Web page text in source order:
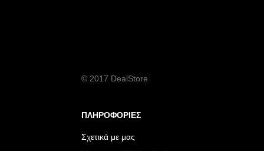
© 2017 DealStore
ΠΛΗΡΟΦΟΡΙΕΣ
Σχετικά με μας